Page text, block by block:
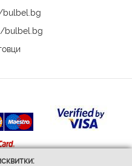
bulbel.bg